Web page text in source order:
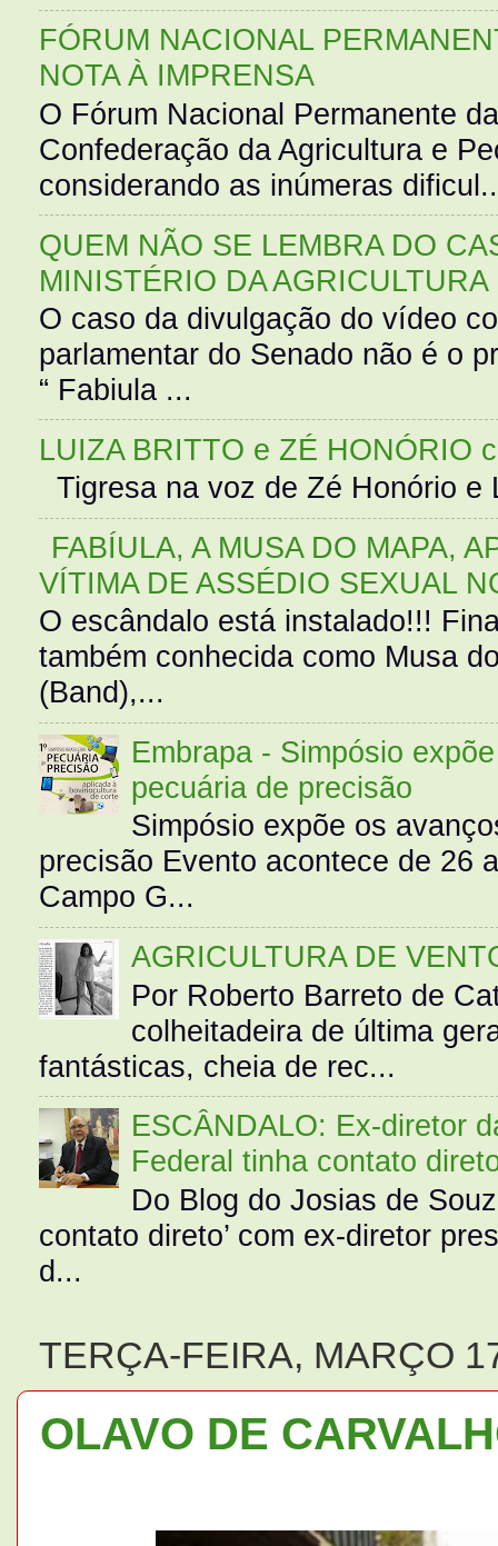
FÓRUM NACIONAL
NOTA À IMPRENSA
O Fórum Nacional Permanente
Confederação da Agricultura e
considerando as inúmeras
QUEM NÃO SE LEMBRA DO
MINISTÉRIO DA AGRICULTURA
O caso da divulgação do vídeo
parlamentar do Senado não é o
“ Fabiula ...
LUIZA BRITTO e ZÉ HONÓRIO
Tigresa na voz de Zé Honório
FABÍULA, A MUSA DO MAPA,
VÍTIMA DE ASSÉDIO SEXUAL
O escândalo está instalado!!!
também conhecida como Musa
(Band),...
Embrapa - Simpósio
pecuária de precisão
Simpósio expõe os
precisão Evento acontece de 26
Campo G...
AGRICULTURA DE
Por Roberto Barreto de
colheitadeira de última
fantásticas, cheia de rec...
ESCÂNDALO: Ex-diretor
Federal tinha contato
Do Blog do Josias de
contato direto’ com ex-diretor
d...
TERÇA-FEIRA, MARÇO
OLAVO DE